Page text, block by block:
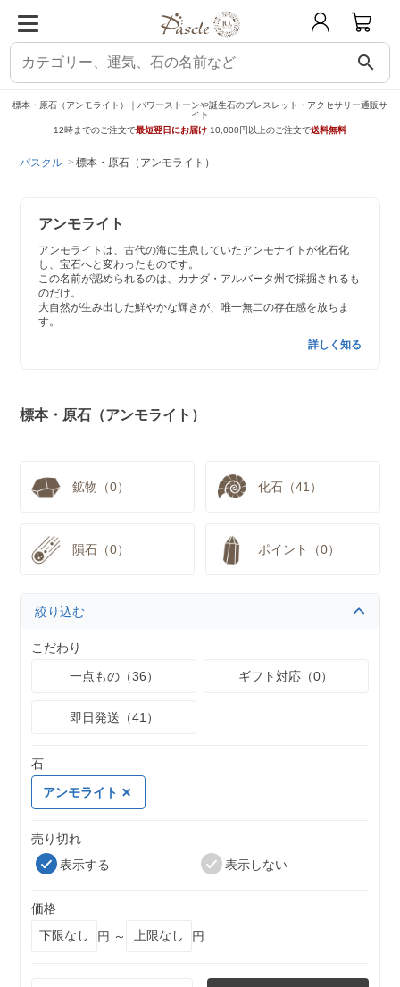
search
標本・原石（アンモライト）｜パワーストーンや誕生石のブレスレット・アクセサリー通販サ
イト
12時までのご注文で最短翌日にお届け 10,000円以上のご注文で送料無料
パスクル 標本・原石（アンモライト）
アンモライト
アンモライトは、古代の海に生息していたアンモナイトが化石化
し、宝石へと変わったものです。
この名前が認められるのは、カナダ・アルバータ州で採掘されるも
のだけ。
大自然が生み出した鮮やかな輝きが、唯一無二の存在感を放ちま
す。
詳しく知る
標本・原石（アンモライト）
鉱物（0） 化石（41）
隕石（0） ポイント（0）
絞り込む
こだわり
一点もの（36）
ギフト対応（0）
即日発送（41）
石
アンモライト
売り切れ
表示する
表示しない
価格
円 ～
円